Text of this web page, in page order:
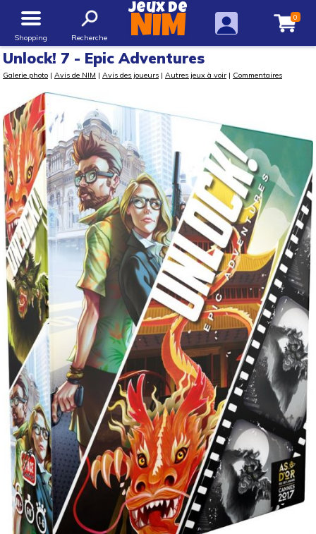
Shopping Recherche
Jeux de
NIM 0
Unlock! 7 - Epic Adventures
Galerie photo | Avis de NIM | Avis des joueurs | Autres jeux à voir | Commentaires